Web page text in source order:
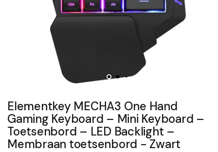
Elementkey MECHA3 One Hand
Gaming Keyboard – Mini Keyboard –
Toetsenbord – LED Backlight –
Membraan toetsenbord - Zwart